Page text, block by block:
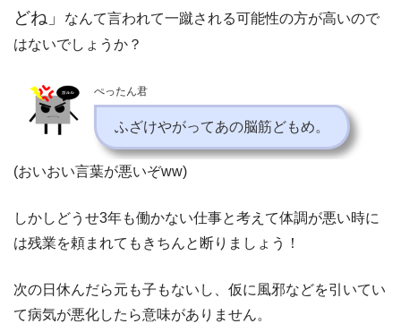
どね」
なんて言われて一蹴される可能性の方が高いので
はないでしょうか？
ぺったん君
ふざけやがってあの脳筋どもめ。
(おいおい言葉が悪いぞww)
しかしどうせ3年も働かない仕事と考えて体調が悪い時に
は残業を頼まれてもきちんと断りましょう！
次の日休んだら元も子もないし、仮に風邪などを引いてい
て病気が悪化したら意味がありません。